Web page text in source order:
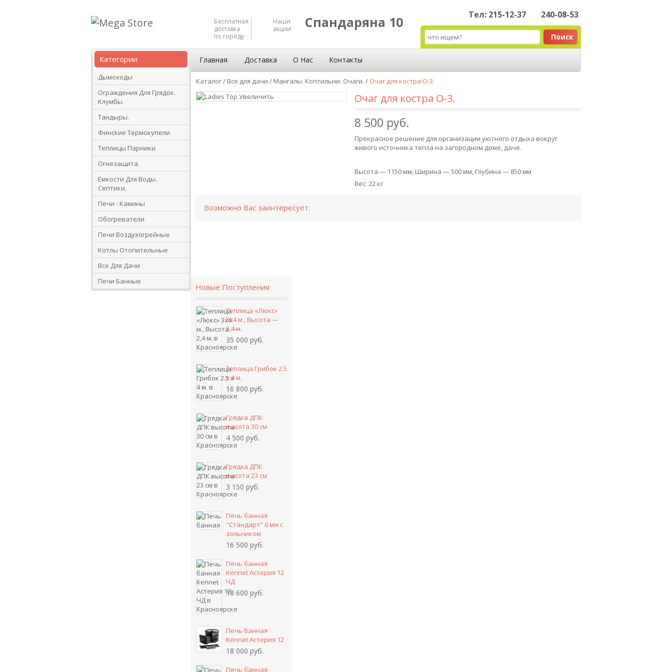
Бесплатная
доставка
по городу
Наши
акции
Спандаряна 10 Тел: 215-12-37 240-08-53
Поиск
Категории
Дымоходы
Ограждения Для Грядок.
Клумбы.
Тандыры.
Финские Термокупели
Теплицы Парники
Огнезащита
Емкости Для Воды.
Септики.
Печи - Камины
Обогреватели
Печи Воздухогрейные
Котлы Отопительные
Все Для Дачи
Печи Банные
Главная Доставка О Нас Контакты
Каталог/ Все для дачи / Мангалы. Коптильни. Очаги. / Очаг для костра О-3.
Увеличить
Очаг для костра О-3.
8 500 руб.
Прекрасное решение для организации уютного отдыха вокруг
живого источника тепла на загородном доме, даче.
Высота — 1150 мм, Ширина — 500 мм, Глубина — 850 мм
Вес: 22 кг
Возможно Вас заинтересует:
Новые Поступления
Теплица «Люкс»
3х4 м., Высота —
2,4 м.
35 000 руб.
Теплица Грибок 2.5
х 4 м.
16 800 руб.
Грядка ДПК
высота 30 см
4 500 руб.
Грядка ДПК
высота 23 см
3 150 руб.
Печь банная
"Стандарт" 6 мм с
зольником
16 500 руб.
Печь банная
Kennet Астерия 12
ЧД
18 600 руб.
Печь банная
Kennet Астерия 12
18 000 руб.
Печь банная